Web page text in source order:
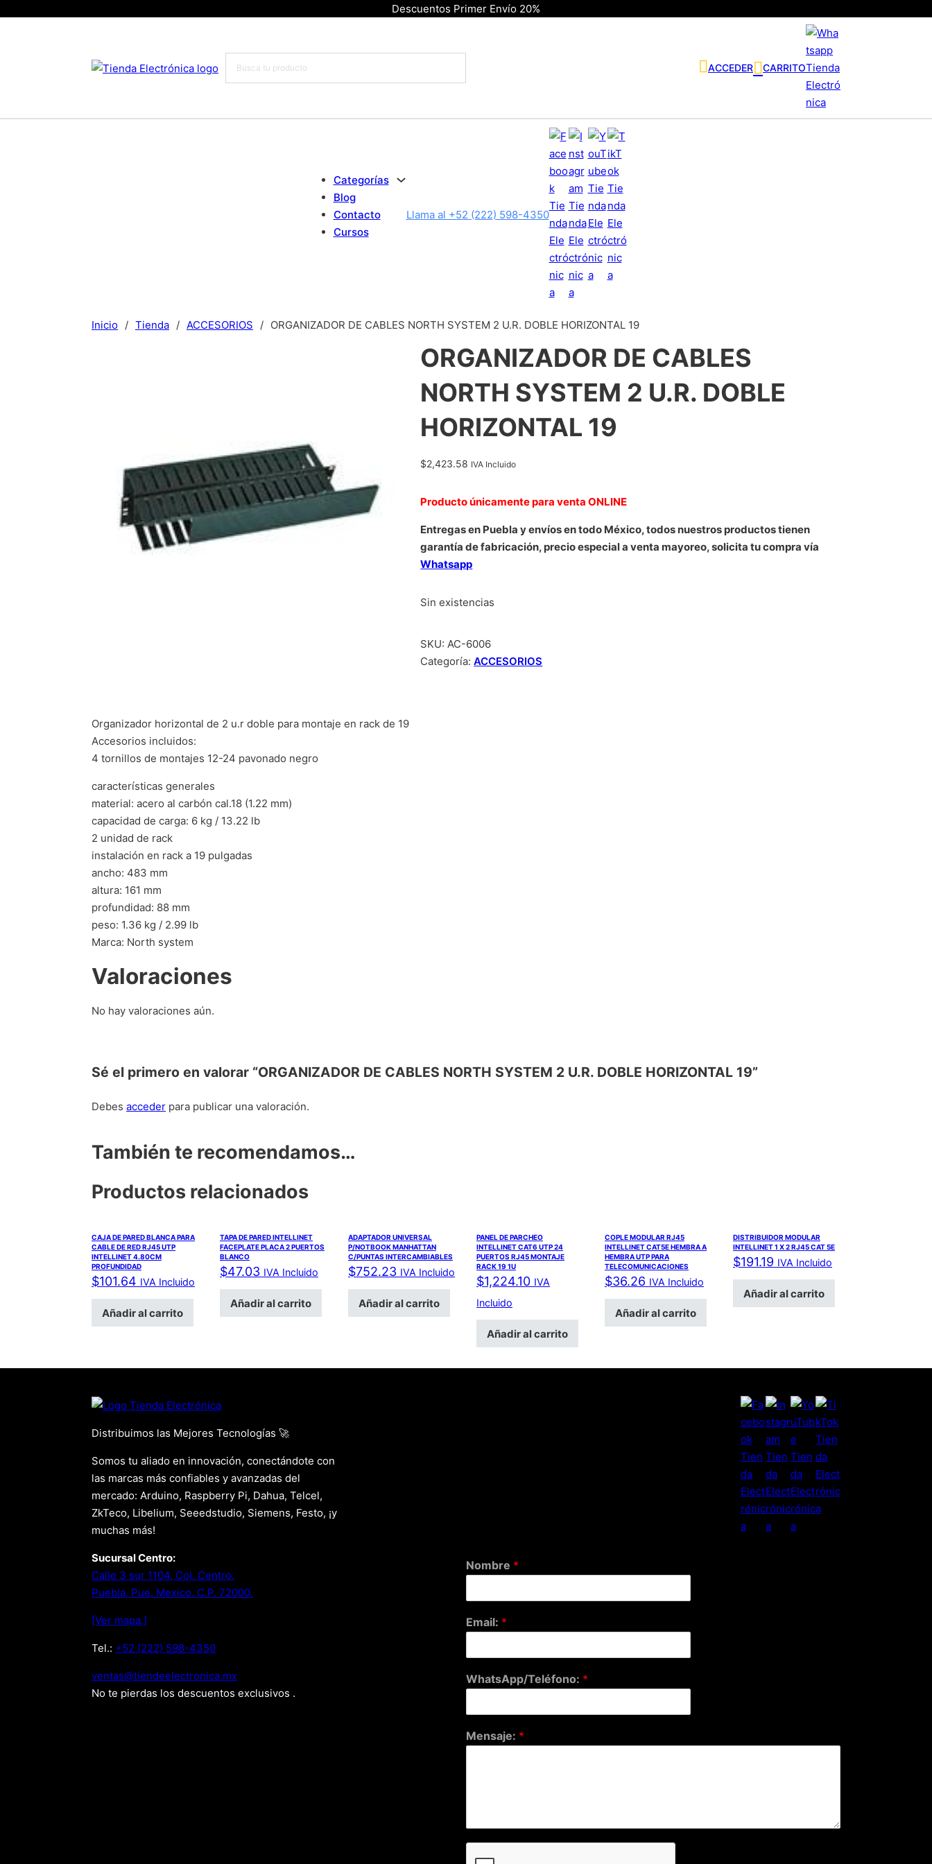
Descuentos Primer Envío 20%
ACCEDER CARRITO
Categorías
Blog
Contacto
Cursos
Llama al +52 (222) 598-4350
Inicio / Tienda / ACCESORIOS / ORGANIZADOR DE CABLES NORTH SYSTEM 2 U.R. DOBLE HORIZONTAL 19
ORGANIZADOR DE CABLES
NORTH SYSTEM 2 U.R. DOBLE
HORIZONTAL 19
$2,423.58 IVA Incluido
Producto únicamente para venta ONLINE
Entregas en Puebla y envíos en todo México, todos nuestros productos tienen
garantía de fabricación, precio especial a venta mayoreo, solicita tu compra vía
Whatsapp
Sin existencias
SKU:AC-6006
Categoría:ACCESORIOS
Organizador horizontal de 2 u.r doble para montaje en rack de 19
Accesorios incluidos:
4 tornillos de montajes 12-24 pavonado negro
características generales
material: acero al carbón cal.18 (1.22 mm)
capacidad de carga: 6 kg / 13.22 lb
2 unidad de rack
instalación en rack a 19 pulgadas
ancho: 483 mm
altura: 161 mm
profundidad: 88 mm
peso: 1.36 kg / 2.99 lb
Marca: North system
Valoraciones
No hay valoraciones aún.
Sé el primero en valorar “ORGANIZADOR DE CABLES NORTH SYSTEM 2 U.R. DOBLE HORIZONTAL 19”
Debes acceder para publicar una valoración.
También te recomendamos…
Productos relacionados
CAJA DE PARED BLANCA PARA
CABLE DE RED RJ45 UTP
INTELLINET 4.80CM
PROFUNDIDAD
$101.64 IVA Incluido
Añadir al carrito
TAPA DE PARED INTELLINET
FACEPLATE PLACA 2 PUERTOS
BLANCO
$47.03 IVA Incluido
Añadir al carrito
ADAPTADOR UNIVERSAL
P/NOTBOOK MANHATTAN
C/PUNTAS INTERCAMBIABLES
$752.23 IVA Incluido
Añadir al carrito
PANEL DE PARCHEO
INTELLINET CAT6 UTP 24
PUERTOS RJ45 MONTAJE
RACK 19 1U
$1,224.10 IVA
Incluido
Añadir al carrito
COPLE MODULAR RJ45
INTELLINET CAT5E HEMBRA A
HEMBRA UTP PARA
TELECOMUNICACIONES
$36.26 IVA Incluido
Añadir al carrito
DISTRIBUIDOR MODULAR
INTELLINET 1 X 2 RJ45 CAT 5E
$191.19 IVA Incluido
Añadir al carrito
Distribuimos las Mejores Tecnologías 🚀
Somos tu aliado en innovación, conectándote con
las marcas más confiables y avanzadas del
mercado: Arduino, Raspberry Pi, Dahua, Telcel,
ZkTeco, Libelium, Seeedstudio, Siemens, Festo, ¡y
muchas más!
Sucursal Centro:
Calle 3 sur 1104, Col. Centro.
Puebla, Pue. Mexico. C.P. 72000.
[Ver mapa.]
Tel.: +52 (222) 598-4350
xm.acinortceleedneit@satnev
No te pierdas los descuentos exclusivos .
Nombre *
Email: *
WhatsApp/Teléfono: *
Mensaje: *